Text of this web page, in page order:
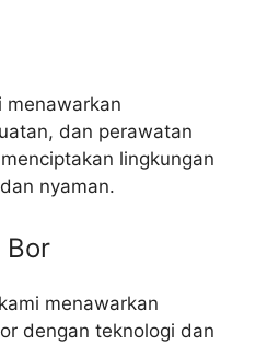
menawarkan
dan perawatan
lingkungan
nyaman.
Bor
menawarkan
dengan teknologi dan